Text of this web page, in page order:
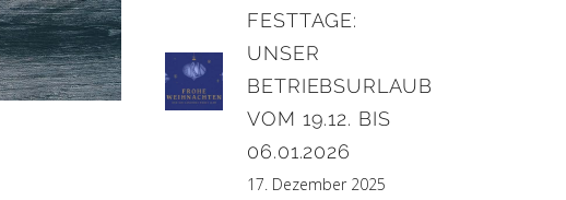
FESTTAGE:
UNSER
BETRIEBSURLAUB
VOM 19.12. BIS
06.01.2026
17. Dezember 2025